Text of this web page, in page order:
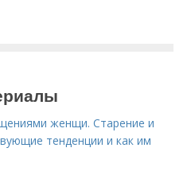
женщи. Старение и
тенденции и как им